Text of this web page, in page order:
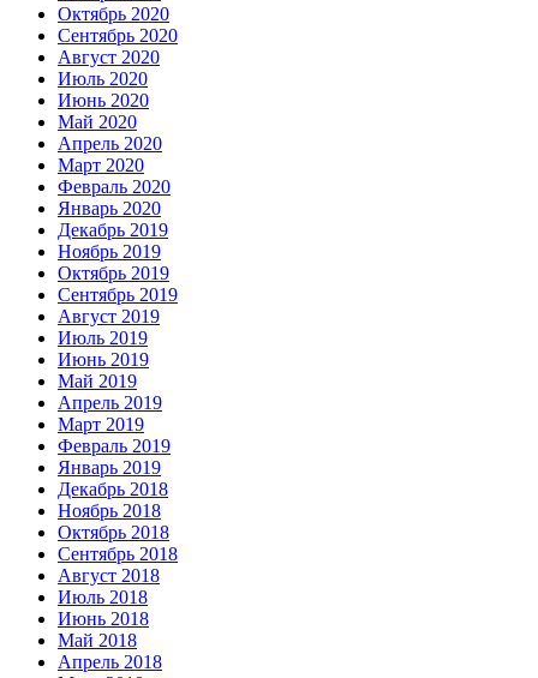
Октябрь 2020
Сентябрь 2020
Август 2020
Июль 2020
Июнь 2020
Май 2020
Апрель 2020
Март 2020
Февраль 2020
Январь 2020
Декабрь 2019
Ноябрь 2019
Октябрь 2019
Сентябрь 2019
Август 2019
Июль 2019
Июнь 2019
Май 2019
Апрель 2019
Март 2019
Февраль 2019
Январь 2019
Декабрь 2018
Ноябрь 2018
Октябрь 2018
Сентябрь 2018
Август 2018
Июль 2018
Июнь 2018
Май 2018
Апрель 2018